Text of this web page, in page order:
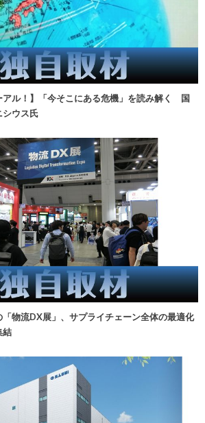
アル！】「今そこにある危機」を読み解く 国
シウス氏
「物流DX展」、サプライチェーン全体の最適化
結